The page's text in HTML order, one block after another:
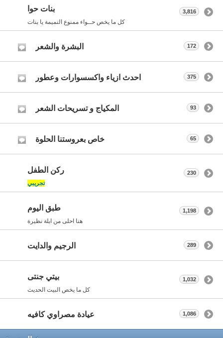
بنات حوا
كل ما يخص حــواء ممنوع النميمة يا بنات
3,816
البشرة والشعر 172
احدث ازياء واكسسوارات وعطور 375
المكياج و تسريحات الشعر 93
خاص بعروستنا الحلوة 65
ركن الطفل
تجريبي
230
طبق اليوم
هنا احلى من ابلة نظيرة
1,198
الرجيم والدايت 289
بيتي جنتى
كل ما يخص البيت الحديث
1,032
عيادة مصراوي كافيه 1,086